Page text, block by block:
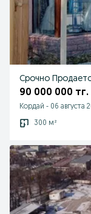
Срочно
90 000 000 тг.
Кордай - 06 августа
300 м²